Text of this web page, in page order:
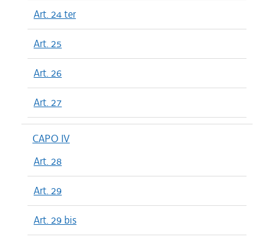
Art. 24 ter
Art. 25
Art. 26
Art. 27
CAPO IV
Art. 28
Art. 29
Art. 29 bis